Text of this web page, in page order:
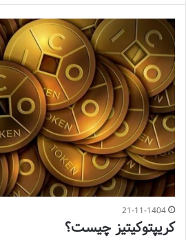
21-11-1404
کریپتوکیتیز چیست؟